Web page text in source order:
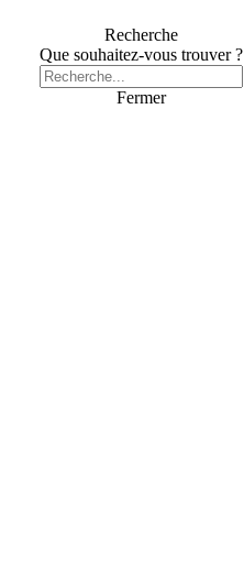
Recherche
Que souhaitez-vous trouver ?
Fermer